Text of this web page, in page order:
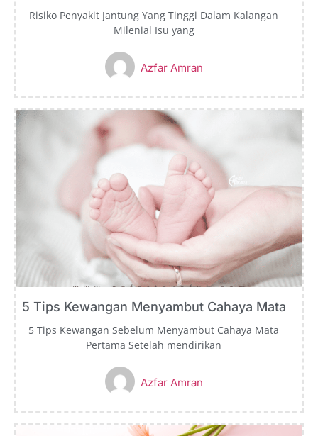
Risiko Penyakit Jantung Yang Tinggi Dalam Kalangan
Milenial Isu yang
Azfar Amran
5 Tips Kewangan Menyambut Cahaya Mata
5 Tips Kewangan Sebelum Menyambut Cahaya Mata
Pertama Setelah mendirikan
Azfar Amran